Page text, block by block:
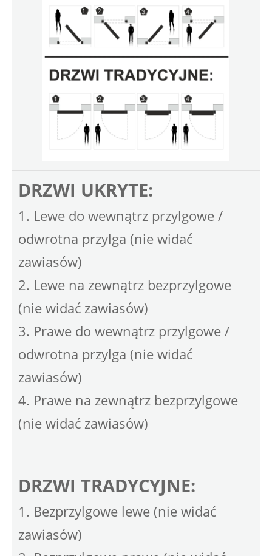
DRZWI UKRYTE:
1. Lewe do wewnątrz przylgowe /
odwrotna przylga (nie widać
zawiasów)
2. Lewe na zewnątrz bezprzylgowe
(nie widać zawiasów)
3. Prawe do wewnątrz przylgowe /
odwrotna przylga (nie widać
zawiasów)
4. Prawe na zewnątrz bezprzylgowe
(nie widać zawiasów)
DRZWI TRADYCYJNE:
1. Bezprzylgowe lewe (nie widać
zawiasów)